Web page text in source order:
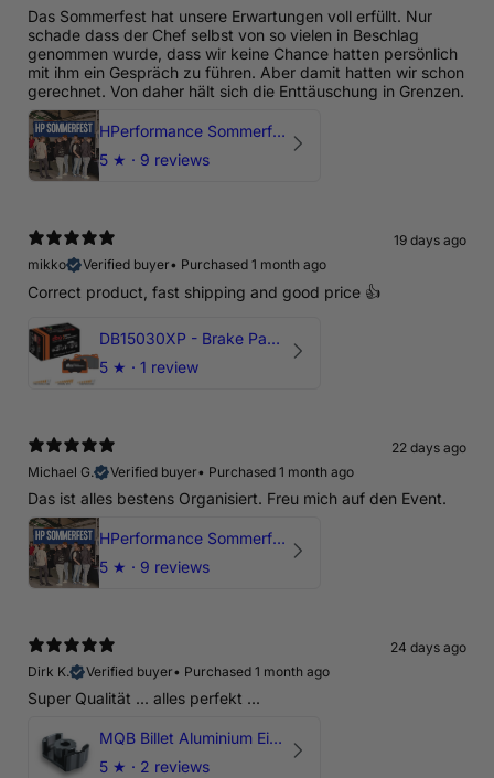
Das Sommerfest hat unsere Erwartungen voll erfüllt. Nur
schade dass der Chef selbst von so vielen in Beschlag
genommen wurde, dass wir keine Chance hatten persönlich
mit ihm ein Gespräch zu führen. Aber damit hatten wir schon
gerechnet. Von daher hält sich die Enttäuschung in Grenzen.
HPerformance Sommerfest 2026
5 ★ · 9 reviews
19 days ago
mikko
Verified buyer• Purchased 1 month ago
Correct product, fast shipping and good price 👍
DB15030XP - Brake Pads Xtreme Performance | Front Axle
5 ★ · 1 review
22 days ago
Michael G.
Verified buyer• Purchased 1 month ago
Das ist alles bestens Organisiert. Freu mich auf den Event.
HPerformance Sommerfest 2026
5 ★ · 9 reviews
24 days ago
Dirk K.
Verified buyer• Purchased 1 month ago
Super Qualität ... alles perfekt ...
MQB Billet Aluminium Einsatz Drehmomentstütze - DOGBONE für Audi RS3, TTRS, RSQ3
5 ★ · 2 reviews